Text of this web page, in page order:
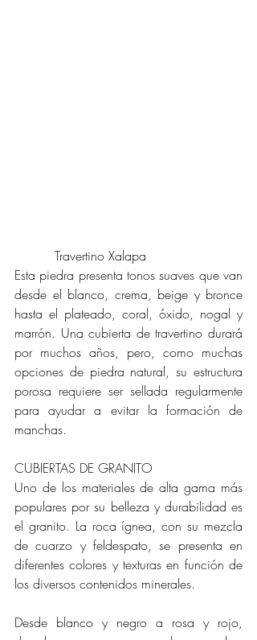
	  Travertino Xalapa
Esta piedra presenta tonos suaves que van
desde el blanco, crema, beige y bronce
hasta el plateado, coral, óxido, nogal y
marrón. Una cubierta de travertino durará
por muchos años, pero, como muchas
opciones de piedra natural, su estructura
porosa requiere ser sellada regularmente
para ayudar a evitar la formación de
manchas.
CUBIERTAS DE GRANITO
Uno de los materiales de alta gama más
populares por su belleza y durabilidad es
el granito. La roca ígnea, con su mezcla
de cuarzo y feldespato, se presenta en
diferentes colores y texturas en función de
los diversos contenidos minerales.
Desde blanco y negro a rosa y rojo,